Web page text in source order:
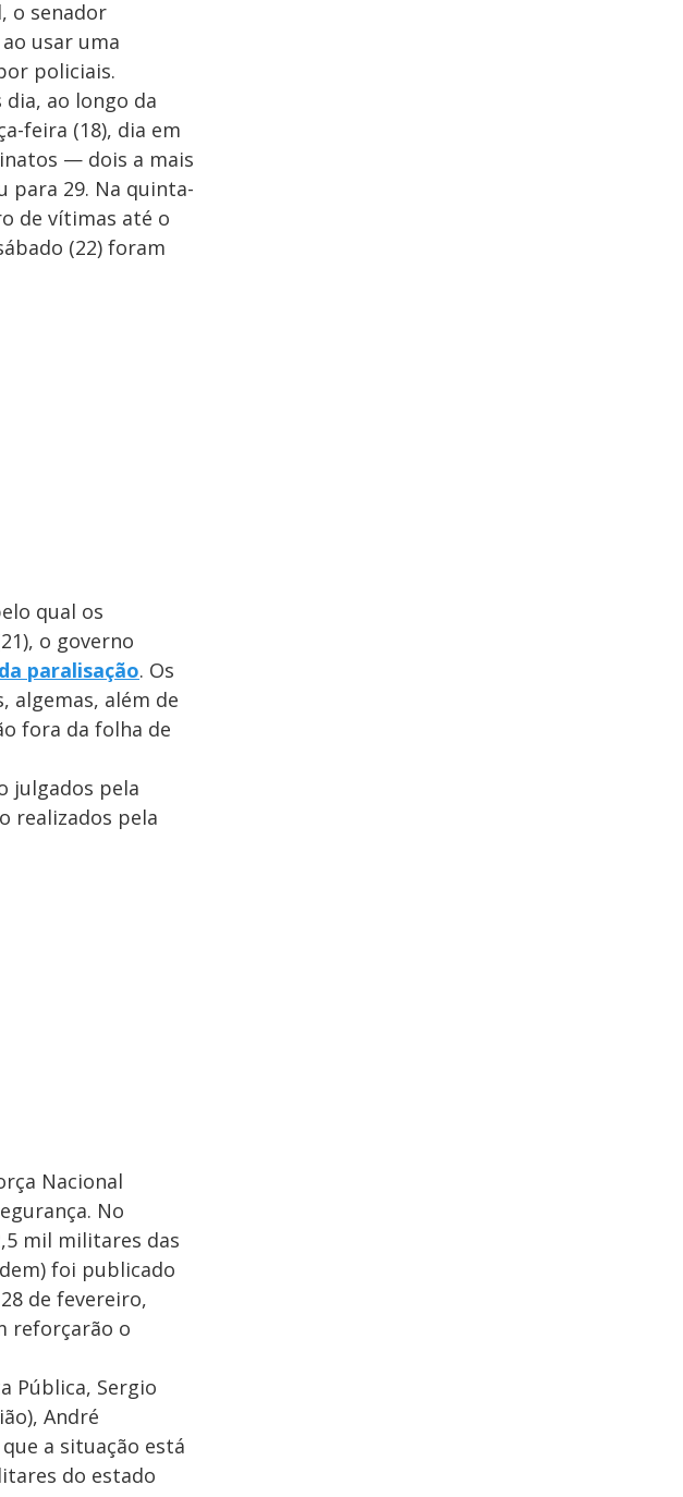
o senador
usar uma
policiais.
ao longo da
feira (18), dia em
— dois a mais
para 29. Na quinta-
de vítimas até o
(22) foram
qual os
o governo
paralisação. Os
algemas, além de
fora da folha de
julgados pela
realizados pela
Nacional
No
mil militares das
foi publicado
de fevereiro,
reforçarão o
Pública, Sergio
André
a situação está
do estado